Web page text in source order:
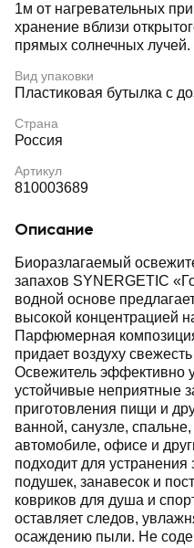
1м от нагревательных
хранение вблизи
прямых солнечных лучей.
Вид упаковки
Пластиковая бутылка с
Страна
Россия
Артикул
810003689
Описание
Биоразлагаемый
запахов SYNERGETIC
водной основе
высокой концентрацией
Парфюмерная
придает воздуху
Освежитель эффективно
устойчивые неприятные
приготовления пищи и
ванной, санузле,
автомобиле, офисе и
подходит для устранения
подушек, занавесок и
ковриков для душа и
оставляет следов,
осаждению пыли. Не